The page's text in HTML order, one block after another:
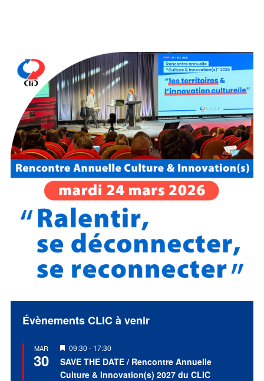
Évènements CLIC à venir
MAR
30
Mis
en
avant
09:30 - 17:30
SAVE THE DATE / Rencontre Annuelle
Culture & Innovation(s) 2027 du CLIC